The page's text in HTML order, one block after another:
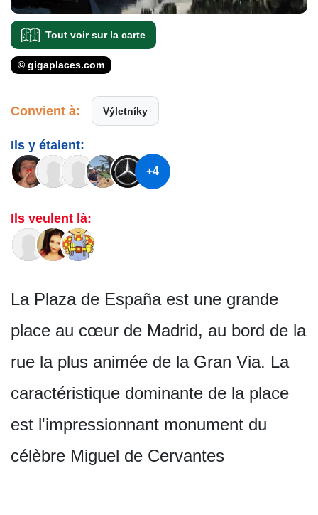
Tout voir sur la carte
© gigaplaces.com
Convient à: Výletníky
Ils y étaient:
+4
Ils veulent là:
La Plaza de España est une grande
place au cœur de Madrid, au bord de la
rue la plus animée de la Gran Via. La
caractéristique dominante de la place
est l'impressionnant monument du
célèbre Miguel de Cervantes